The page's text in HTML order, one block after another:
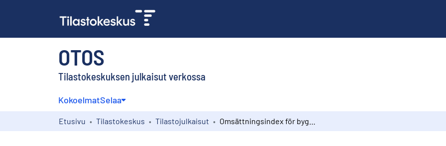
OTOS
Tilastokeskuksen julkaisut verkossa
KokoelmatSelaa
Etusivu Tilastokeskus Tilastojulkaisut